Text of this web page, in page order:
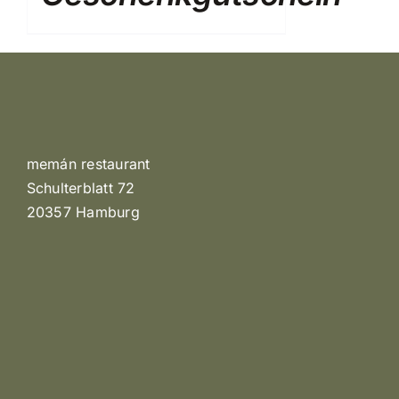
memán restaurant
Schulterblatt 72
20357 Hamburg